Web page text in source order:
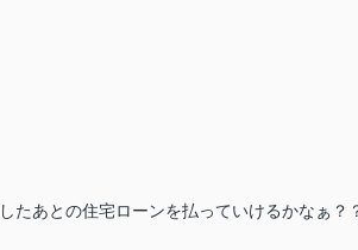
たあとの住宅ローンを払っていけるかなぁ？